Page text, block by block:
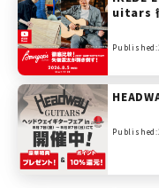
uitars
マンギタ